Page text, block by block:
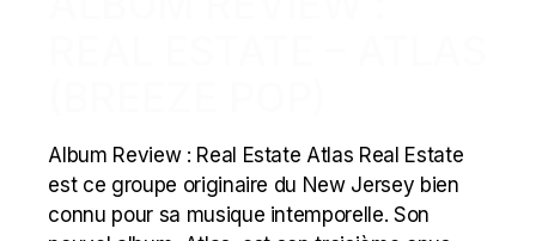
Album Review : Real Estate Atlas Real Estate
est ce groupe originaire du New Jersey bien
connu pour sa musique intemporelle. Son